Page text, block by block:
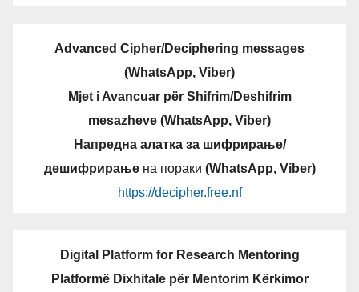
Advanced Cipher/Deciphering messages
(WhatsApp, Viber)
Mjet i Avancuar për Shifrim/Deshifrim
mesazheve (WhatsApp, Viber)
Напредна алатка за шифрирање/
дешифрирањена пораки (WhatsApp, Viber)
https://decipher.free.nf
Digital Platform for Research Mentoring
Platformë Dixhitale për Mentorim Kërkimor